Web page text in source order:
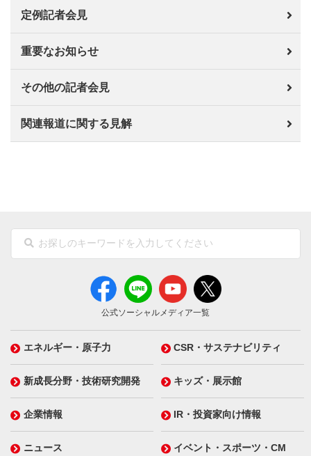
定例記者会見
重要なお知らせ
その他の記者会見
関連報道に関する見解
公式ソーシャルメディア一覧
エネルギー・原子力 CSR・サステナビリティ
新成長分野・技術研究開発 キッズ・展示館
企業情報 IR・投資家向け情報
ニュース イベント・スポーツ・CM